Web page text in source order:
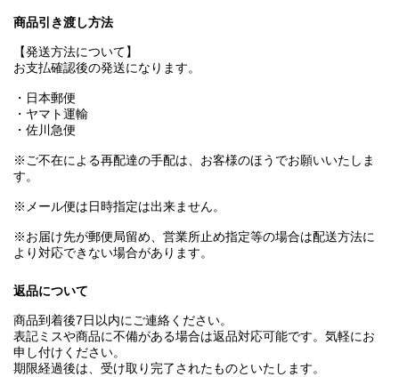
商品引き渡し方法
【発送方法について】
お支払確認後の発送になります。
・日本郵便
・ヤマト運輸
・佐川急便
※ご不在による再配達の手配は、お客様のほうでお願いいたしま
す。
※メール便は日時指定は出来ません。
※お届け先が郵便局留め、営業所止め指定等の場合は配送方法に
より対応できない場合があります。
返品について
商品到着後7日以内にご連絡ください。
表記ミスや商品に不備がある場合は返品対応可能です。気軽にお
申し付けください。
期限経過後は、受け取り完了されたものといたします。